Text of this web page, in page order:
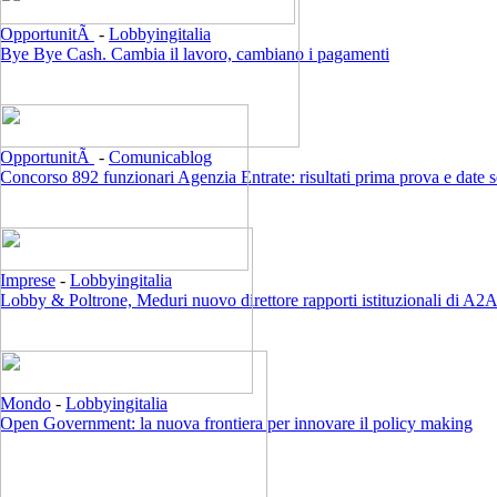
OpportunitÃ - Lobbyingitalia
Bye Bye Cash. Cambia il lavoro, cambiano i pagamenti
OpportunitÃ - Comunicablog
Concorso 892 funzionari Agenzia Entrate: risultati prima prova e date
Imprese - Lobbyingitalia
Lobby & Poltrone, Meduri nuovo direttore rapporti istituzionali di A2A
Mondo - Lobbyingitalia
Open Government: la nuova frontiera per innovare il policy making